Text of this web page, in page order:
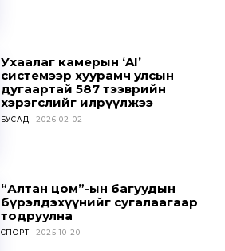
Ухаалаг камерын ‘AI’
системээр хуурамч улсын
дугаартай 587 тээврийн
хэрэгслийг илрүүлжээ
БУСАД 2026-02-02
“Алтан цом”-ын багуудын
бүрэлдэхүүнийг сугалаагаар
тодруулна
СПОРТ 2025-10-20